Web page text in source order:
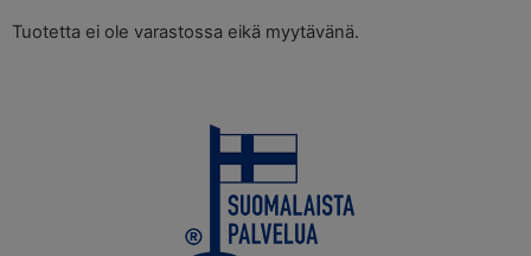
Tuotetta ei ole varastossa eikä myytävänä.